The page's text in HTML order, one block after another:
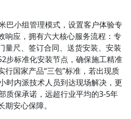
小组管理模式，设置客户体验专
响应，拥有六大核心服务流程：专
量尺、签订合同、送货安装、安装
步标准化安装节点，确保施工精准
行国家产品“三包”标准，若出现质
时内派技术人员到达现场解决，更
质保承诺，远超行业平均的3-5年
安心保障。